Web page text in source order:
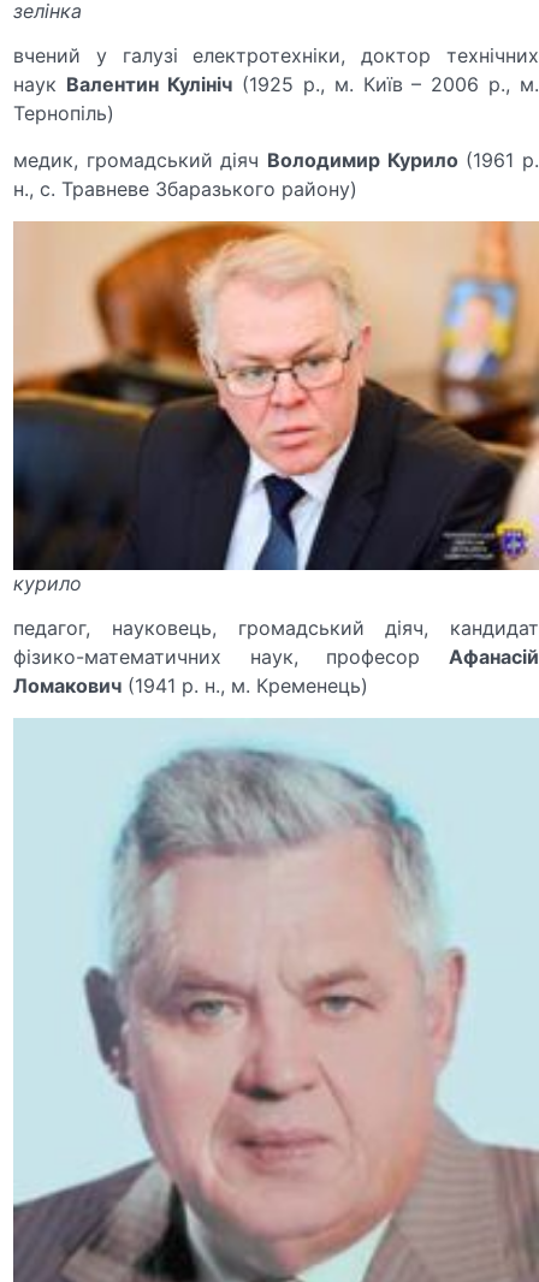
зелінка
вчений у галузі електротехніки, доктор технічних
наук Валентин Кулініч(1925 р., м. Київ – 2006 р., м.
Тернопіль)
медик, громадський діяч Володимир Курило(1961 р.
н., с. Травневе Збаразького району)
курило
педагог, науковець, громадський діяч, кандидат
фізико-математичних наук, професор Афанасій
Ломакович (1941 р. н., м. Кременець)